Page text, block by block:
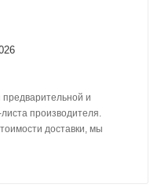
предварительной и
производителя.
доставки, мы